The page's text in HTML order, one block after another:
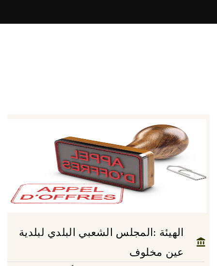
الهيئة :المجلس الشعبي البلدي لبلدية
عين مخلوف